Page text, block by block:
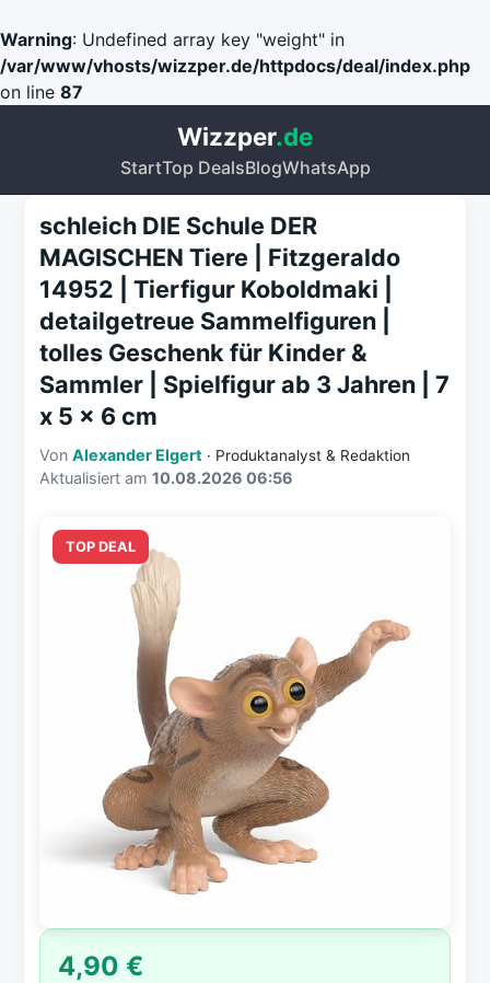
Warning: Undefined array key "weight" in
/var/www/vhosts/wizzper.de/httpdocs/deal/index.php
on line 87
Wizzper.de
StartTop DealsBlogWhatsApp
schleich DIE Schule DER
MAGISCHEN Tiere | Fitzgeraldo
14952 | Tierfigur Koboldmaki |
detailgetreue Sammelfiguren |
tolles Geschenk für Kinder &
Sammler | Spielfigur ab 3 Jahren | 7
x 5 x 6 cm
Von Alexander Elgert · Produktanalyst & Redaktion
Aktualisiert am 10.08.2026 06:56
TOP DEAL
4,90 €